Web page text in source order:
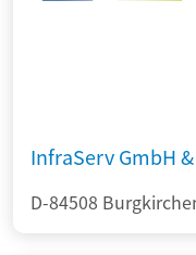
InfraServ GmbH
D-84508